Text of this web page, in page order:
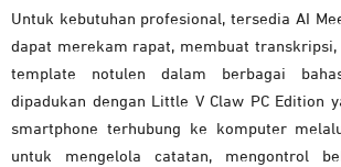
Untuk kebutuhan profesional, tersedia AI
dapat merekam rapat, membuat transkripsi,
template notulen dalam berbagai
dipadukan dengan Little V Claw PC Edition
smartphone terhubung ke komputer
untuk mengelola catatan, mengontrol